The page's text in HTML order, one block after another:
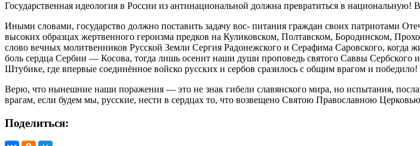
Государственная идеология в России из антинациональной должна превратиться в национальную!
Иными словами, государство должно поставить задачу вос- питания граждан своих патриотами
высоких образцах жертвенного героизма предков на Куликовском, Полтавском, Бородинском,
слово вечных молитвенников Русской Земли Сергия Радонежского и Серафима Саровского,
боль сердца Сербии — Косова, тогда лишь осенит наши души проповедь святого Саввы
Штубике, где впервые соединённое войско русских и сербов сразилось с общим врагом и победило!
Верю, что нынешние наши поражения — это не знак гибели славянского мира, но испытания,
врагам, если будем мы, русские, нести в сердцах то, что возвещено Святою Православною
Поделиться: